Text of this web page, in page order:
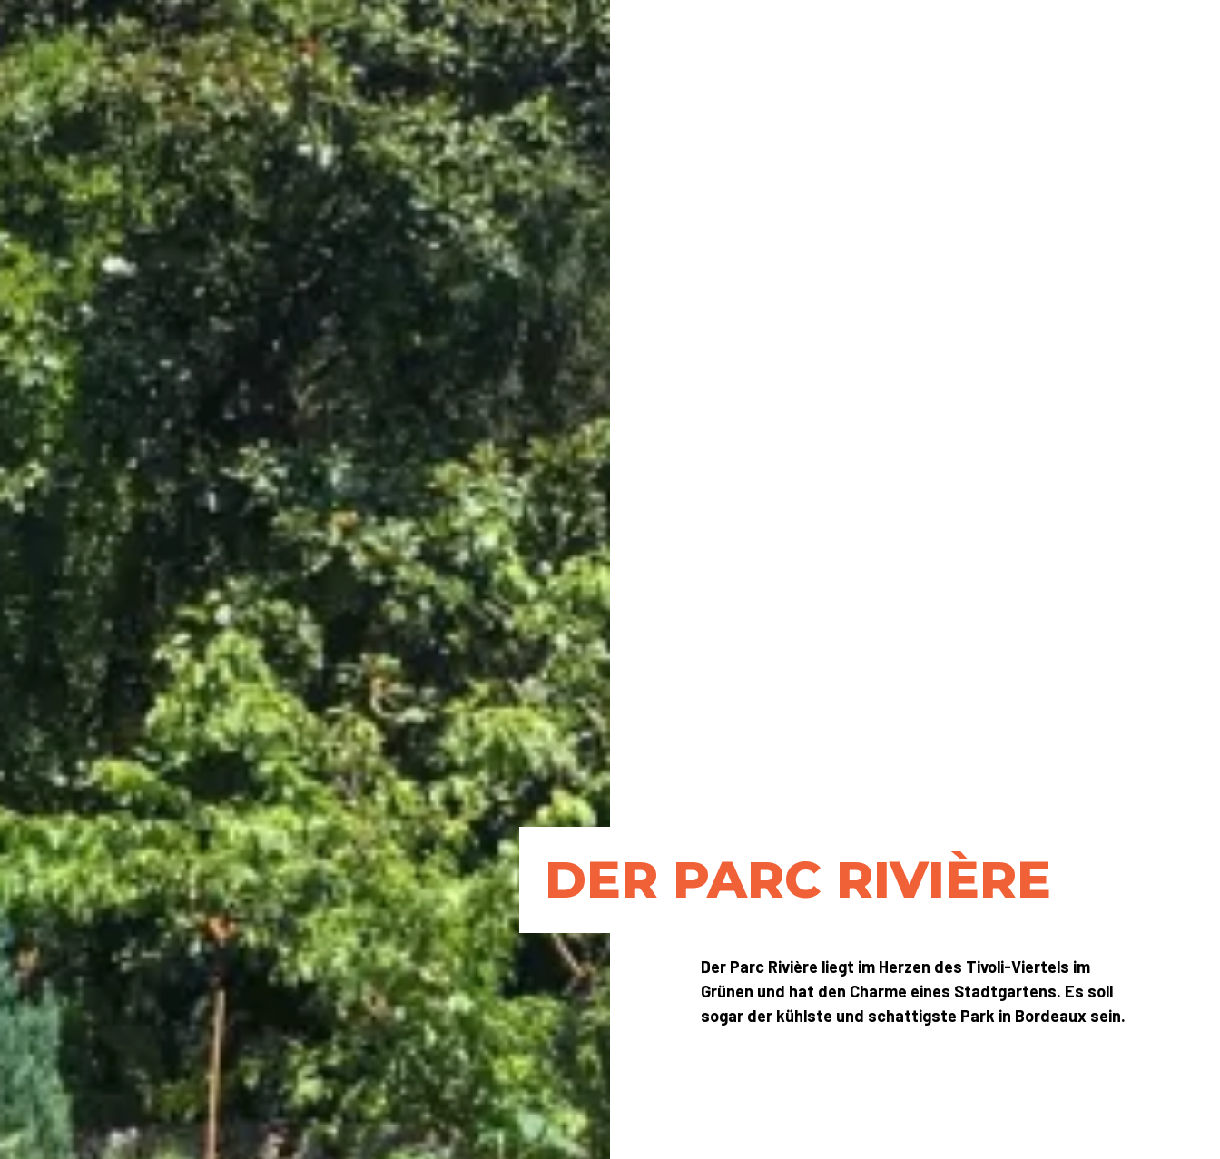
DER PARC RIVIÈRE
Der Parc Rivière liegt im Herzen des Tivoli-Viertels im
Grünen und hat den Charme eines Stadtgartens. Es soll
sogar der kühlste und schattigste Park in Bordeaux sein.